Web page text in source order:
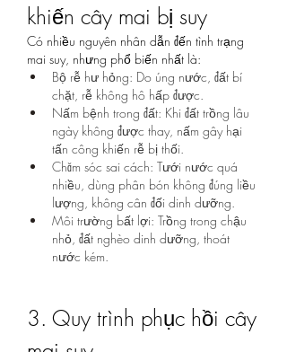
khiến cây mai bị suy
Có nhiều nguyên nhân dẫn đến tình trạng
mai suy, nhưng phổ biến nhất là:
Bộ rễ hư hỏng: Do úng nước, đất bí
chặt, rễ không hô hấp được.
Nấm bệnh trong đất: Khi đất trồng lâu
ngày không được thay, nấm gây hại
tấn công khiến rễ bị thối.
Chăm sóc sai cách: Tưới nước quá
nhiều, dùng phân bón không đúng liều
lượng, không cân đối dinh dưỡng.
Môi trường bất lợi: Trồng trong chậu
nhỏ, đất nghèo dinh dưỡng, thoát
nước kém.
3. Quy trình phục hồi cây